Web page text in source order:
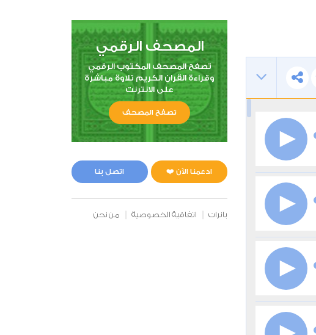
المصحف الرقمي
تصفح المصحف المكتوب الرقمي
وقراءة القران الكريم تلاوة مباشرة
على الانترنت
تصفح المصحف
ادعمنا الآن ❤️ اتصل بنا
بانرات اتفاقية الخصوصية من نحن